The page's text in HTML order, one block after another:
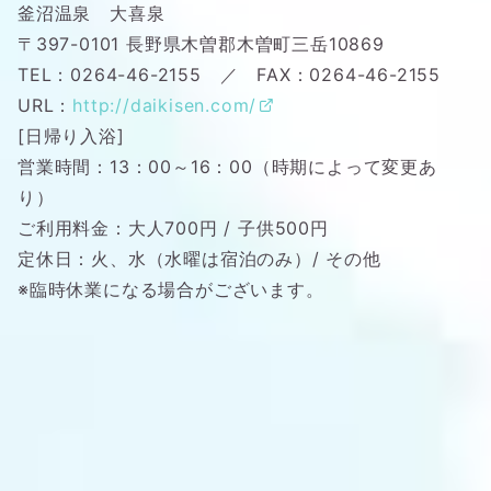
釜沼温泉 大喜泉
〒397-0101 長野県木曽郡木曽町三岳10869
TEL：0264-46-2155 ／ FAX：0264-46-2155
URL： http://daikisen.com/
[日帰り入浴]
営業時間：13：00～16：00（時期によって変更あ
り）
ご利用料金：大人700円 / 子供500円
定休日：火、水（水曜は宿泊のみ）/ その他
※臨時休業になる場合がございます。